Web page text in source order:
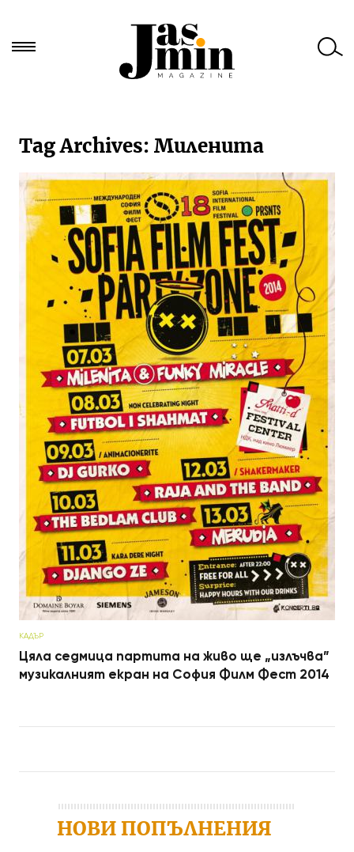
за:Tag Archives: Миленита
КАДЪР
Цяла седмица партита на живо ще „излъчва”
музикалният екран на София Филм Фест 2014
НОВИ ПОПЪЛНЕНИЯ